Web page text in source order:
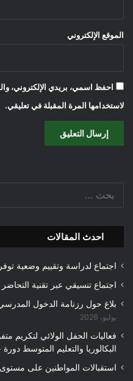
الموقع الإلكتروني
احفظ اسمي، بريدي الإلكتروني،
لاستخدامها المرة المقبلة في تعليقي.
احدث المقالات
اجتماع لدراسة وتقييم وضعية
اجتماع تنسيقي عبر تقنية
بلاغ حول رزنامة الدخول المدرسي
يوليو، 2026
فعاليات الحفل الولائي لتكريم
البكالوريا والتعليم المتوسط دورة
استقبالات المواطنين على